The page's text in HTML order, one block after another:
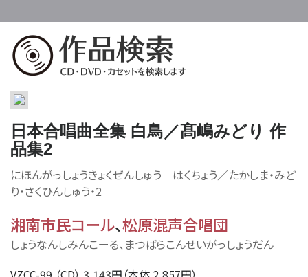
日本合唱曲全集 白鳥／髙嶋みどり 作
品集2
にほんがっしょうきょくぜんしゅう はくちょう／たかしま・みど
り・さくひんしゅう・2
湘南市民コール、松原混声合唱団
しょうなんしみんこーる、まつばらこんせいがっしょうだん